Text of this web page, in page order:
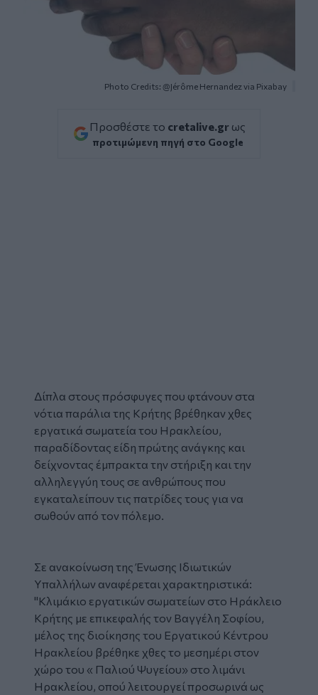
Photo Credits: @Jérôme Hernandez via Pixabay
Προσθέστε το cretalive.gr ως
προτιμώμενη πηγή στο Google
Δίπλα στους πρόσφυγες που φτάνουν στα
νότια παράλια της Κρήτης βρέθηκαν χθες
εργατικά σωματεία του Ηρακλείου,
παραδίδοντας είδη πρώτης ανάγκης και
δείχνοντας έμπρακτα την στήριξη και την
αλληλεγγύη τους σε ανθρώπους που
εγκαταλείπουν τις πατρίδες τους για να
σωθούν από τον πόλεμο.
Σε ανακοίνωση της Ένωσης Ιδιωτικών
Υπαλλήλων αναφέρεται χαρακτηριστικά:
"Κλιμάκιο εργατικών σωματείων στο Ηράκλειο
Κρήτης με επικεφαλής τον Βαγγέλη Σοφίου,
μέλος της διοίκησης του Εργατικού Κέντρου
Ηρακλείου βρέθηκε χθες το μεσημέρι στον
χώρο του « Παλιού Ψυγείου» στο λιμάνι
Ηρακλείου, οπού λειτουργεί προσωρινά ως